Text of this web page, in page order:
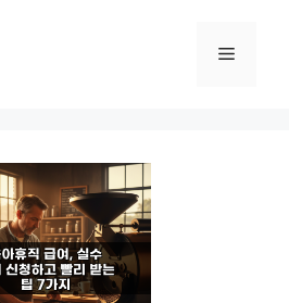
메